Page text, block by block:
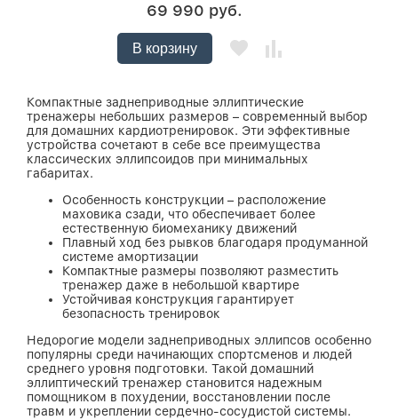
69 990 руб.
В корзину
Компактные заднеприводные эллиптические
тренажеры небольших размеров – современный выбор
для домашних кардиотренировок. Эти эффективные
устройства сочетают в себе все преимущества
классических эллипсоидов при минимальных
габаритах.
Особенность конструкции – расположение
маховика сзади, что обеспечивает более
естественную биомеханику движений
Плавный ход без рывков благодаря продуманной
системе амортизации
Компактные размеры позволяют разместить
тренажер даже в небольшой квартире
Устойчивая конструкция гарантирует
безопасность тренировок
Недорогие модели заднеприводных эллипсов особенно
популярны среди начинающих спортсменов и людей
среднего уровня подготовки. Такой домашний
эллиптический тренажер становится надежным
помощником в похудении, восстановлении после
травм и укреплении сердечно-сосудистой системы.